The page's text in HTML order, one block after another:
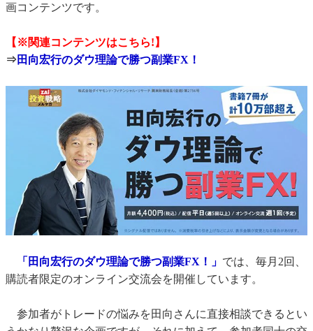
画コンテンツです。
【※関連コンテンツはこちら!】
⇒ 田向宏行のダウ理論で勝つ副業FX！
「田向宏行のダウ理論で勝つ副業FX！」 では、毎月2回、
購読者限定のオンライン交流会を開催しています。
参加者がトレードの悩みを田向さんに直接相談できるとい